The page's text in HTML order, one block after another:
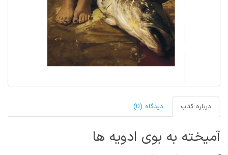
درباره کتاب دیدگاه (0)
آمیخته به بوی ادویه ها